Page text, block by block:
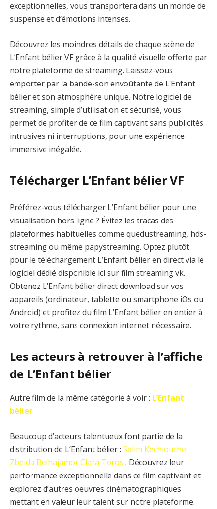
exceptionnelles, vous transportera dans un monde de
suspense et d’émotions intenses.
Découvrez les moindres détails de chaque scène de
L’Enfant bélier VF grâce à la qualité visuelle offerte par
notre plateforme de streaming. Laissez-vous
emporter par la bande-son envoûtante de L’Enfant
bélier et son atmosphère unique. Notre logiciel de
streaming, simple d’utilisation et sécurisé, vous
permet de profiter de ce film captivant sans publicités
intrusives ni interruptions, pour une expérience
immersive inégalée.
Télécharger L’Enfant bélier VF
Préférez-vous télécharger L’Enfant bélier pour une
visualisation hors ligne ? Évitez les tracas des
plateformes habituelles comme quedustreaming, hds-
streaming ou même papystreaming. Optez plutôt
pour le téléchargement L’Enfant bélier en direct via le
logiciel dédié disponible ici sur film streaming vk.
Obtenez L’Enfant bélier direct download sur vos
appareils (ordinateur, tablette ou smartphone iOs ou
Android) et profitez du film L’Enfant bélier en entier à
votre rythme, sans connexion internet nécessaire.
Les acteurs à retrouver à l’affiche
de L’Enfant bélier
Autre film de la même catégorie à voir : L’Enfant
bélier
Beaucoup d’acteurs talentueux font partie de la
distribution de L’Enfant bélier : Salim Kechiouche
Zbeida BelhajamorClara Toros . Découvrez leur
performance exceptionnelle dans ce film captivant et
explorez d’autres oeuvres cinématographiques
mettant en valeur leur talent sur notre plateforme.